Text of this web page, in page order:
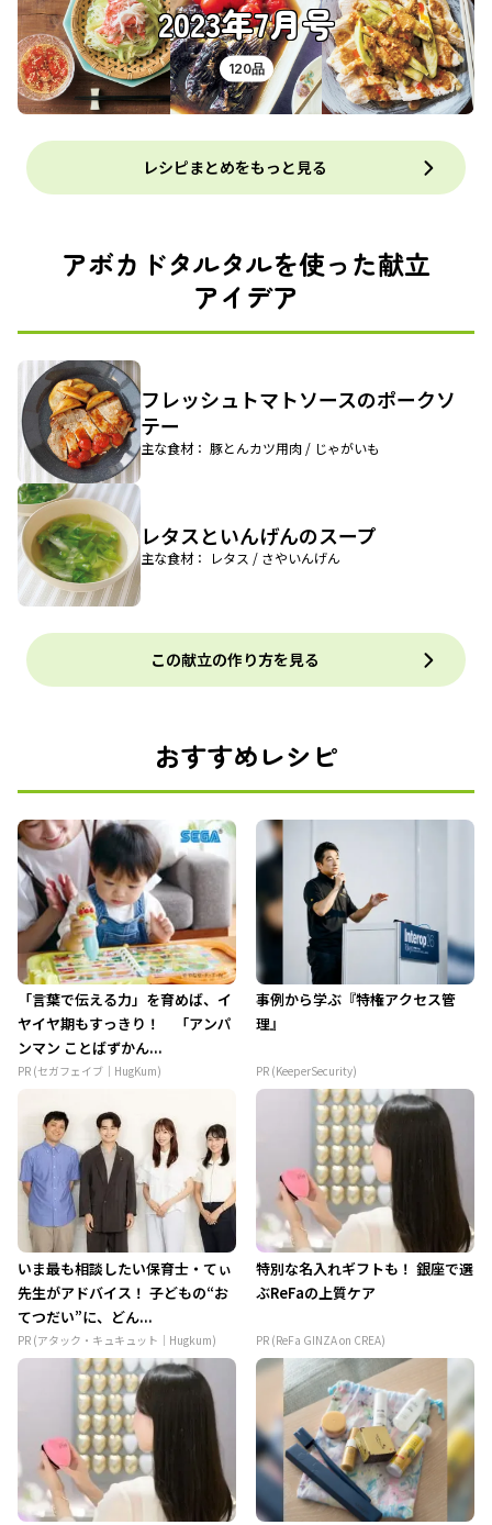
2023年7月号
120品
レシピまとめをもっと見る
アボカドタルタルを使った献立
アイデア
フレッシュトマトソースのポークソ
テー
主な食材： 豚とんカツ用肉 / じゃがいも
レタスといんげんのスープ
主な食材： レタス / さやいんげん
この献立の作り方を見る
おすすめレシピ
「言葉で伝える力」を育めば、イ
ヤイヤ期もすっきり！ 「アンパ
ンマン ことばずかん...
PR (セガフェイブ｜HugKum)
事例から学ぶ『特権アクセス管
理』
PR (KeeperSecurity)
いま最も相談したい保育士・てぃ
先生がアドバイス！ 子どもの“お
てつだい”に、どん...
PR (アタック・キュキュット｜Hugkum)
特別な名入れギフトも！ 銀座で選
ぶReFaの上質ケア
PR (ReFa GINZA on CREA)